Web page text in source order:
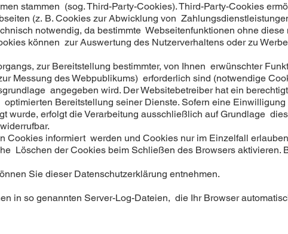
stammen (sog. Third-Party-Cookies). Third-Party-Cookies
(z. B. Cookies zur Abwicklung von
notwendig, da bestimmte Webseitenfunktionen ohne diese
können zur Auswertung des Nutzerverhaltens oder zu
zur Bereitstellung bestimmter, von Ihnen erwünschter
Messung des Webpublikums) erforderlich sind (notwendige
angegeben wird. Der Websitebetreiber hat ein
Bereitstellung seiner Dienste. Sofern eine
erfolgt die Verarbeitung ausschließlich auf Grundlage
informiert werden und Cookies nur im Einzelfall
Löschen der Cookies beim Schließen des Browsers aktivieren.
Sie dieser Datenschutzerklärung entnehmen.
in so genannten Server-Log-Dateien, die Ihr Browser